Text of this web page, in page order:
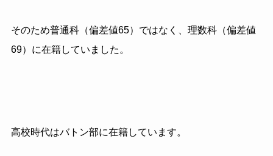
そのため普通科（偏差値65）ではなく、理数科（偏差値
69）に在籍していました。
高校時代はバトン部に在籍しています。